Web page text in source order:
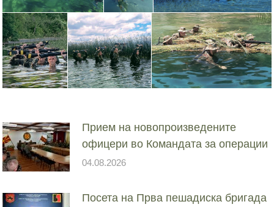
Прием на новопроизведените
офицери во Командата за операции
04.08.2026
Посета на Прва пешадиска бригада